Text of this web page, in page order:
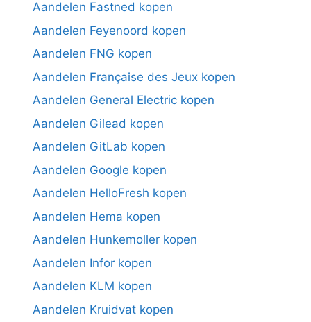
Aandelen Fastned kopen
Aandelen Feyenoord kopen
Aandelen FNG kopen
Aandelen Française des Jeux kopen
Aandelen General Electric kopen
Aandelen Gilead kopen
Aandelen GitLab kopen
Aandelen Google kopen
Aandelen HelloFresh kopen
Aandelen Hema kopen
Aandelen Hunkemoller kopen
Aandelen Infor kopen
Aandelen KLM kopen
Aandelen Kruidvat kopen